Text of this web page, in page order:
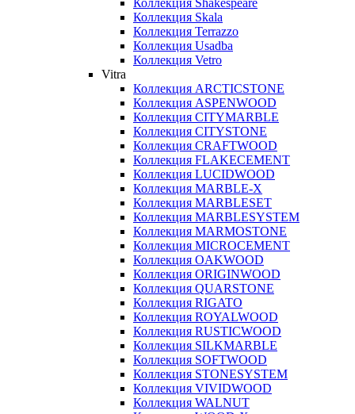
Коллекция Shakespeare
Коллекция Skala
Коллекция Terrazzo
Коллекция Usadba
Коллекция Vetro
Vitra
Коллекция ARCTICSTONE
Коллекция ASPENWOOD
Коллекция CITYMARBLE
Коллекция CITYSTONE
Коллекция CRAFTWOOD
Коллекция FLAKECEMENT
Коллекция LUCIDWOOD
Коллекция MARBLE-X
Коллекция MARBLESET
Коллекция MARBLESYSTEM
Коллекция MARMOSTONE
Коллекция MICROCEMENT
Коллекция OAKWOOD
Коллекция ORIGINWOOD
Коллекция QUARSTONE
Коллекция RIGATO
Коллекция ROYALWOOD
Коллекция RUSTICWOOD
Коллекция SILKMARBLE
Коллекция SOFTWOOD
Коллекция STONESYSTEM
Коллекция VIVIDWOOD
Коллекция WALNUT